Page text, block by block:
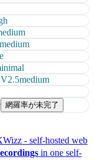
medium
medium
網羅率が未完了
- self-hosted web
in one self-